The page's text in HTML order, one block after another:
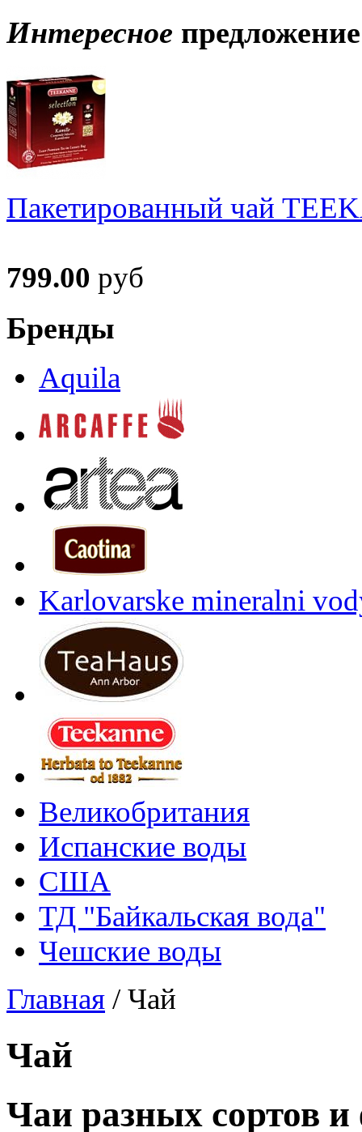
Интересное предложение
Пакетированный чай
799.00 руб
Бренды
Aquila
Karlovarske mineralni
Великобритания
Испанские воды
США
ТД "Байкальская вода"
Чешские воды
Главная /Чай
Чай
Чаи разных сортов и